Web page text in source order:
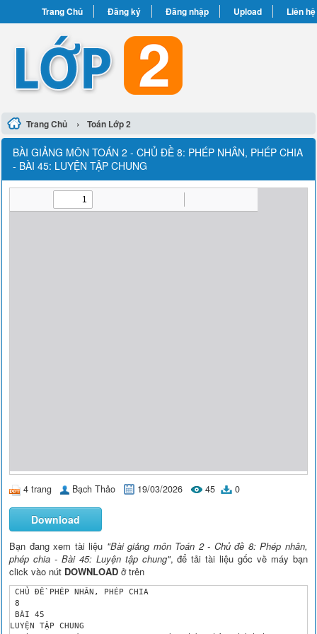
Trang Chủ Đăng ký Đăng nhập Upload Liên hệ
Trang Chủ › Toán Lớp 2
BÀI GIẢNG MÔN TOÁN 2 - CHỦ ĐỀ 8: PHÉP NHÂN, PHÉP CHIA
- BÀI 45: LUYỆN TẬP CHUNG
4 trang Bạch Thảo 19/03/2026 45 0
Download
Bạn đang xem tài liệu "Bài giảng môn Toán 2 - Chủ đề 8: Phép nhân,
phép chia - Bài 45: Luyện tập chung", để tải tài liệu gốc về máy bạn
click vào nút DOWNLOAD ở trên
CHỦ ĐỀ PHÉP NHÂN, PHÉP CHIA
8
BÀI 45
LUYỆN TẬP CHUNG